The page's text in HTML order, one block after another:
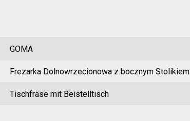
GOMA
Frezarka Dolnowrzecionowa z bocznym Stolikiem
Tischfräse mit Beistelltisch